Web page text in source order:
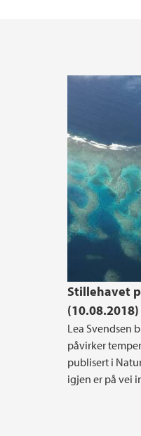
Stillehavet
(10.08.2018)
Lea Svendsen
påvirker
publisert i
igjen er på vei